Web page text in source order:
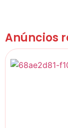
Anúncios